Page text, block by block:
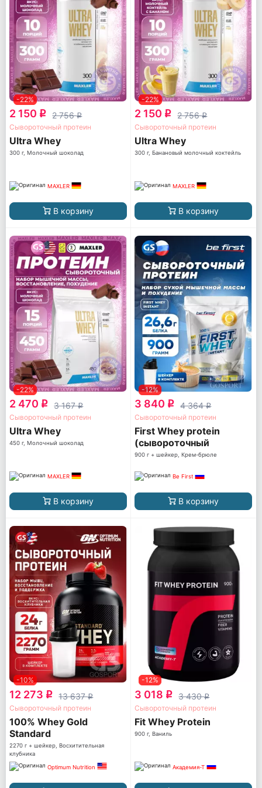
-22%
2 150 q 2 756q
Сывороточный протеин
Ultra Whey
300 г, Молочный шоколад
MAXLER
В корзину
-22%
2 150 q 2 756q
Сывороточный протеин
Ultra Whey
300 г, Банановый молочный коктейль
MAXLER
В корзину
-22%
2 470 q 3 167q
Сывороточный протеин
Ultra Whey
450 г, Молочный шоколад
MAXLER
В корзину
-12%
3 840 q 4 364q
Сывороточный протеин
First Whey protein
(сывороточный
протеин)
900 г + шейкер, Крем-брюле
Be First
В корзину
-10%
12 273 q 13 637q
Сывороточный протеин
100% Whey Gold
Standard
2270 г + шейкер, Восхитительная
клубника
Optimum Nutrition
-12%
3 018 q 3 430q
Сывороточный протеин
Fit Whey Protein
900 г, Ваниль
Академия-Т